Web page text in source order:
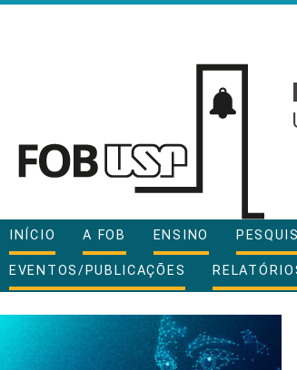
INÍCIO A FOB ENSINO
EVENTOS/PUBLICAÇÕES